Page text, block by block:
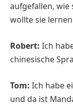
aufgefallen, wie
wollte sie
Robert: Ich
chinesische
Tom: Ich habe
und da ist